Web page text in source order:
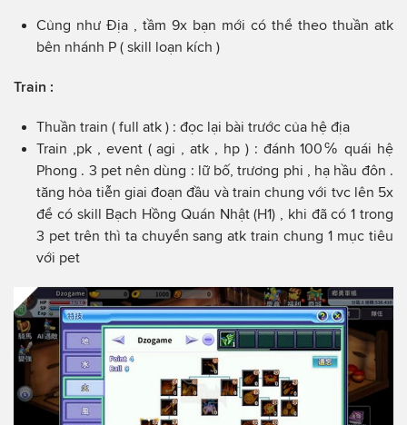
Củng như Địa , tầm 9x bạn mới có thể theo thuần atk
bên nhánh P ( skill loạn kích )
Train :
Thuần train ( full atk ) : đọc lại bài trước của hệ địa
Train ,pk , event ( agi , atk , hp ) : đánh 100℅ quái hệ
Phong . 3 pet nên dùng : lữ bố, trương phi , hạ hầu đôn .
tăng hỏa tiễn giai đoạn đầu và train chung với tvc lên 5x
để có skill Bạch Hồng Quán Nhật (H1) , khi đã có 1 trong
3 pet trên thì ta chuyển sang atk train chung 1 mục tiêu
với pet